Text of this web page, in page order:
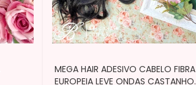
MEGA HAIR ADESIVO CABELO FIBRA
EUROPEIA LEVE ONDAS CASTANHO